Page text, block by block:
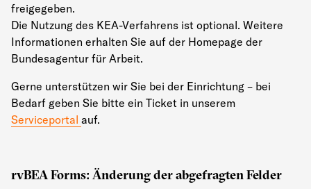
freigegeben.
Die Nutzung des KEA-Verfahrens ist optional. Weitere
Informationen erhalten Sie auf der Homepage der
Bundesagentur für Arbeit.
Gerne unterstützen wir Sie bei der Einrichtung – bei
Bedarf geben Sie bitte ein Ticket in unserem
Serviceportal auf.
rvBEA Forms: Änderung der abgefragten Felder